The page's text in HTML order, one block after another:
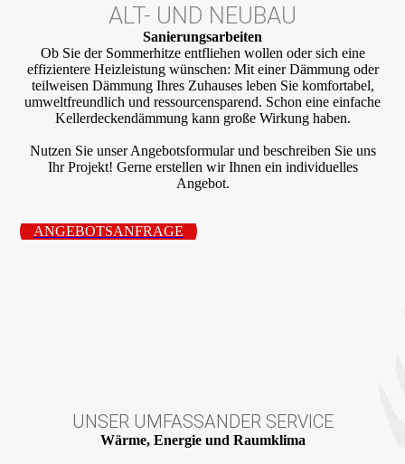
ALT- UND NEUBAU
Sanierungs­arbeiten
Ob Sie der Sommerhitze entfliehen wollen oder sich eine
effizientere Heizleistung wünschen: Mit einer Dämmung oder
teilweisen Dämmung Ihres Zuhauses leben Sie komfortabel,
umweltfreundlich und ressourcensparend. Schon eine einfache
Kellerdeckendämmung kann große Wirkung haben.
Nutzen Sie unser Angebotsformular und beschreiben Sie uns
Ihr Projekt! Gerne erstellen wir Ihnen ein individuelles
Angebot.
ANGEBOTSANFRAGE
UNSER UMFASSANDER SERVICE
Wärme, Energie und Raumklima